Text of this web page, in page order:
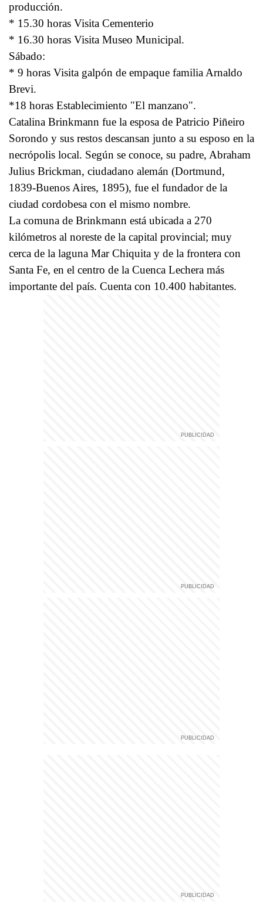
producción.
* 15.30 horas Visita Cementerio
* 16.30 horas Visita Museo Municipal.
Sábado:
* 9 horas Visita galpón de empaque familia Arnaldo
Brevi.
*18 horas Establecimiento "El manzano".
Catalina Brinkmann fue la esposa de Patricio Piñeiro
Sorondo y sus restos descansan junto a su esposo en la
necrópolis local. Según se conoce, su padre, Abraham
Julius Brickman, ciudadano alemán (Dortmund,
1839-Buenos Aires, 1895), fue el fundador de la
ciudad cordobesa con el mismo nombre.
La comuna de Brinkmann está ubicada a 270
kilómetros al noreste de la capital provincial; muy
cerca de la laguna Mar Chiquita y de la frontera con
Santa Fe, en el centro de la Cuenca Lechera más
importante del país. Cuenta con 10.400 habitantes.